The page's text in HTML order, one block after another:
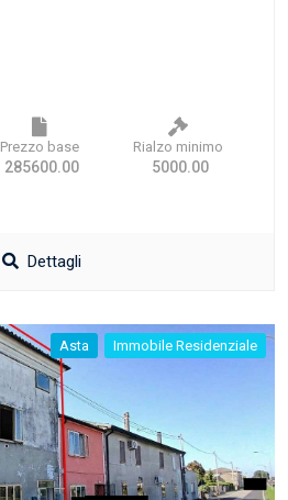
Prezzo base
285600.00
Rialzo minimo
5000.00
Dettagli
Asta Immobile Residenziale